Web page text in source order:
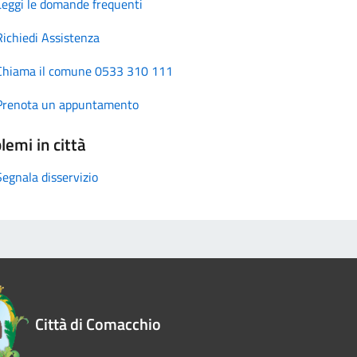
Assistenza
il comune 0533 310 111
un appuntamento
in città
disservizio
Città di Comacchio